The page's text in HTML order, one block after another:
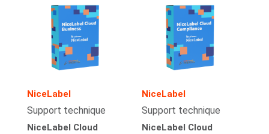
NiceLabel
Support technique
NiceLabel Cloud
NiceLabel
Support technique
NiceLabel Cloud